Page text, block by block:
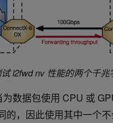
l2fwd nv 性能的两个千
数据包使用 CPU 或
的，因此使用其中一个